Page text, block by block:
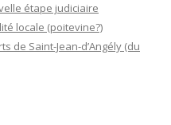
étape judiciaire
locale (poitevine?)
de Saint-Jean-d’Angély (du